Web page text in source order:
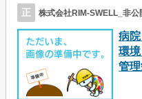
正 株式会社RIM-SWELL_非公
病
環
管